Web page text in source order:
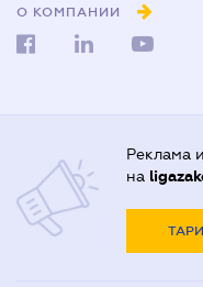
О КОМПАНИИ
Реклама
на